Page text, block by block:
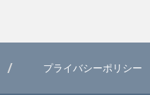
プライバシーポリシー